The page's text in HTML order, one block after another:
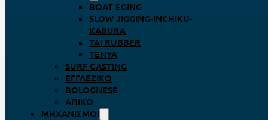
BOAT EGING
SLOW JIGGING-INCHIKU-
KABURA
TAI RUBBER
TENYA
SURF CASTING
ΕΓΓΛΈΖΙΚΟ
BOLOGNESE
ΑΠΊΚΟ
ΜΗΧΑΝΙΣΜΟΊ